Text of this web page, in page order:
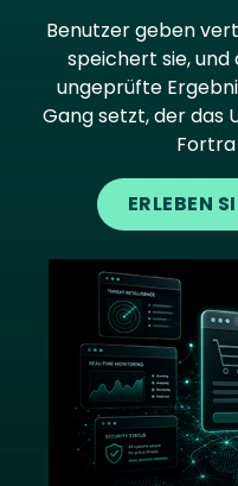
Benutzer geben
speichert sie,
ungeprüfte
Gang setzt, der das
ERLEBEN